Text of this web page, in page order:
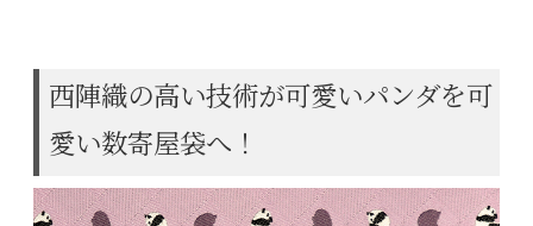
西陣織の高い技術が可愛いパンダを可
愛い数寄屋袋へ！